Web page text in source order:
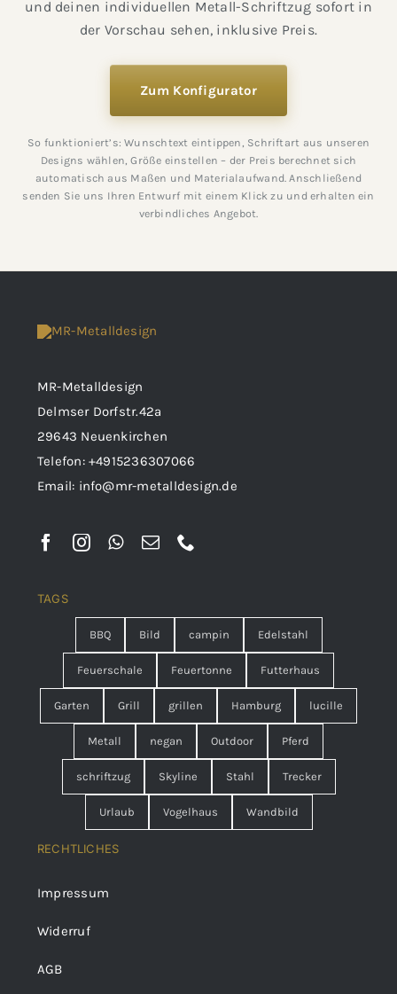
und deinen individuellen Metall-Schriftzug sofort in
der Vorschau sehen, inklusive Preis.
Zum Konfigurator
So funktioniert’s: Wunschtext eintippen, Schriftart aus unseren
Designs wählen, Größe einstellen – der Preis berechnet sich
automatisch aus Maßen und Materialaufwand. Anschließend
senden Sie uns Ihren Entwurf mit einem Klick zu und erhalten ein
verbindliches Angebot.
MR-Metalldesign
Delmser Dorfstr.42a
29643 Neuenkirchen
Telefon:+4915236307066
Email: info@mr-metalldesign.de
TAGS
BBQ Bild campin Edelstahl
Feuerschale Feuertonne Futterhaus
Garten Grill grillen Hamburg lucille
Metall negan Outdoor Pferd
schriftzug Skyline Stahl Trecker
Urlaub Vogelhaus Wandbild
RECHTLICHES
Impressum
Widerruf
AGB